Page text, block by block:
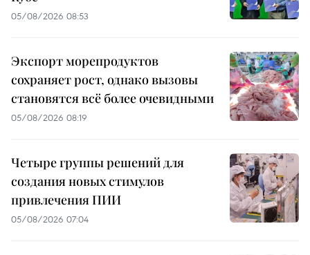
05/08/2026 08:53
Экспорт морепродуктов
сохраняет рост, однако вызовы
становятся всё более очевидными
05/08/2026 08:19
Четыре группы решений для
создания новых стимулов
привлечения ПИИ
05/08/2026 07:04